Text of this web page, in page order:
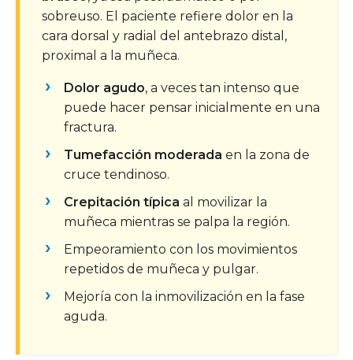
sobreuso. El paciente refiere dolor en la
cara dorsal y radial del antebrazo distal,
proximal a la muñeca.
Dolor agudo, a veces tan intenso que
puede hacer pensar inicialmente en una
fractura.
Tumefacción moderada en la zona de
cruce tendinoso.
Crepitación típica al movilizar la
muñeca mientras se palpa la región.
Empeoramiento con los movimientos
repetidos de muñeca y pulgar.
Mejoría con la inmovilización en la fase
aguda.